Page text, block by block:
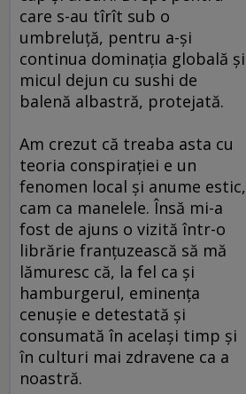
care s-au tîrît sub o
umbreluţă, pentru a-şi
continua dominaţia globală şi
micul dejun cu sushi de
balenă albastră, protejată.
Am crezut că treaba asta cu
teoria conspiraţiei e un
fenomen local şi anume estic,
cam ca manelele. Însă mi-a
fost de ajuns o vizită într-o
librărie franţuzească să mă
lămuresc că, la fel ca şi
hamburgerul, eminenţa
cenuşie e detestată şi
consumată în acelaşi timp şi
în culturi mai zdravene ca a
noastră.